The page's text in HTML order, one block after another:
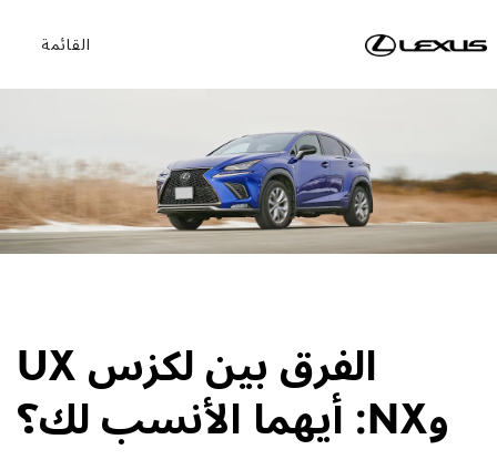
القائمة
الفرق بين لكزس UX
وNX: أيهما الأنسب لك؟